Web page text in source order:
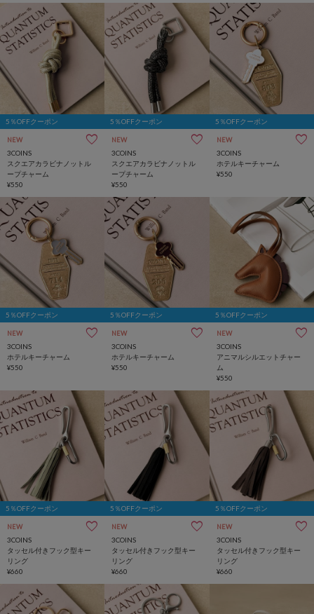
5％OFFクーポン
NEW
3COINS
スクエアカラビナノットル
ープチャーム
¥550
5％OFFクーポン
NEW
3COINS
スクエアカラビナノットル
ープチャーム
¥550
5％OFFクーポン
NEW
3COINS
ホテルキーチャーム
¥550
5％OFFクーポン
NEW
3COINS
ホテルキーチャーム
¥550
5％OFFクーポン
NEW
3COINS
ホテルキーチャーム
¥550
5％OFFクーポン
NEW
3COINS
アニマルシルエットチャー
ム
¥550
5％OFFクーポン
NEW
3COINS
タッセル付きフック型キー
リング
¥660
5％OFFクーポン
NEW
3COINS
タッセル付きフック型キー
リング
¥660
5％OFFクーポン
NEW
3COINS
タッセル付きフック型キー
リング
¥660